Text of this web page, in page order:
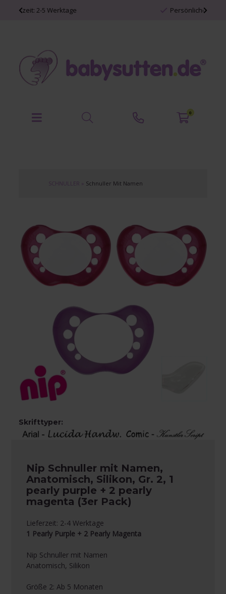
0
SCHNULLER Schnuller Mit Namen
Skrifttyper:
Nip Schnuller mit Namen,
Anatomisch, Silikon, Gr. 2, 1
pearly purple + 2 pearly
magenta (3er Pack)
Lieferzeit: 2-4 Werktage
1 Pearly Purple + 2 Pearly Magenta
Nip Schnuller mit Namen
Anatomisch, Silikon
Größe 2: Ab 5 Monaten